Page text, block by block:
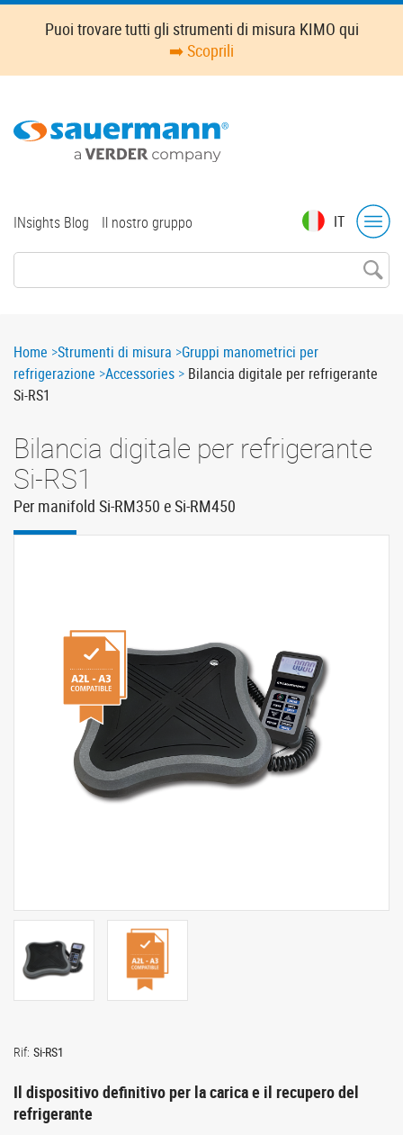
Skip
content
Puoi trovare tutti gli strumenti di misura KIMO qui
➡️ Scoprili
IT
Top
INsights Blog Il nostro gruppo
Breadcrumb
Home Strumenti di misura Gruppi manometrici per
refrigerazione Accessories
Bilancia digitale per refrigerante
Si-RS1
Bilancia digitale per refrigerante
Si-RS1
Per manifold Si-RM350 e Si-RM450
Rif: Si-RS1
Il dispositivo definitivo per la carica e il recupero del
refrigerante